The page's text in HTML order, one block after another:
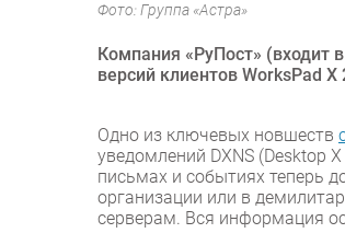
Фото: Группа «Астра»
Компания «РуПост» (входит
версий клиентов WorksPad
Одно из ключевых новшеств
уведомлений DXNS (Desktop
письмах и событиях теперь
организации или в
серверам. Вся информация